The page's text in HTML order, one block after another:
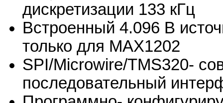
дискретизации 133 кГц
Встроенный 4.096 В
только для MAX1202
SPI/Microwire/TMS320-
последовательный